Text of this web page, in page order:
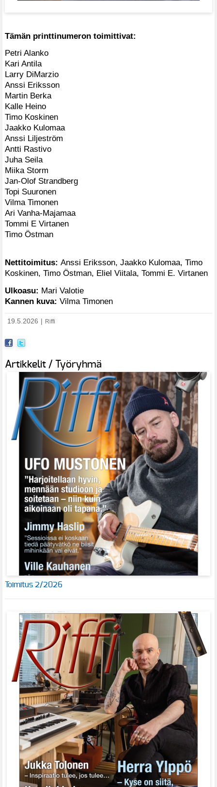
Tämän printtinumeron toimittivat:
Petri Alanko
Kari Antila
Larry DiMarzio
Anssi Eriksson
Martin Berka
Kalle Heino
Timo Koskinen
Jaakko Kulomaa
Anssi Liljeström
Antti Rastivo
Juha Seila
Miika Storm
Jan-Olof Strandberg
Topi Suuronen
Vilma Timonen
Ari Vanha-Majamaa
Tommi E Virtanen
Timo Östman
Nettitoimitus: Anssi Eriksson, Jaakko Kulomaa, Timo
Koskinen, Timo Östman, Eliel Viitala, Tommi E. Virtanen
Ulkoasu: Mari Valotie
Kannen kuva: Vilma Timonen
19.5.2026 Riffi
Artikkelit / Työryhmä
Toimitus 2/2026